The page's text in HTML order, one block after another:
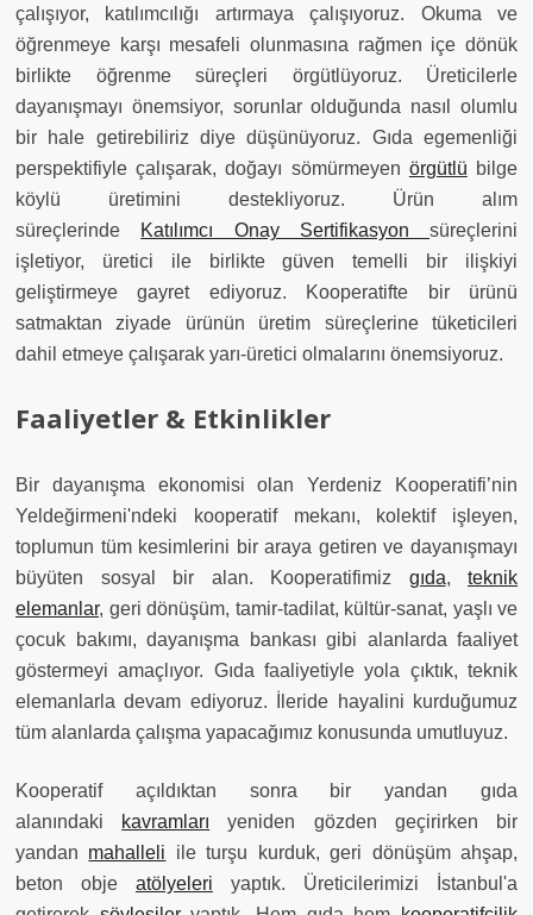
çalışıyor, katılımcılığı artırmaya çalışıyoruz. Okuma ve
öğrenmeye karşı mesafeli olunmasına rağmen içe dönük
birlikte öğrenme süreçleri örgütlüyoruz. Üreticilerle
dayanışmayı önemsiyor, sorunlar olduğunda nasıl olumlu
bir hale getirebiliriz diye düşünüyoruz. Gıda egemenliği
perspektifiyle çalışarak, doğayı sömürmeyen örgütlü bilge
köylü üretimini destekliyoruz. Ürün alım
süreçlerinde
Katılımcı Onay Sertifikasyon süreçlerini
işletiyor, üretici ile birlikte güven temelli bir ilişkiyi
geliştirmeye gayret ediyoruz. Kooperatifte bir ürünü
satmaktan ziyade ürünün üretim süreçlerine tüketicileri
dahil etmeye çalışarak yarı-üretici olmalarını önemsiyoruz.
Faaliyetler & Etkinlikler
Bir dayanışma ekonomisi olan Yerdeniz Kooperatifi’nin
Yeldeğirmeni'ndeki kooperatif mekanı, kolektif işleyen,
toplumun tüm kesimlerini bir araya getiren ve dayanışmayı
büyüten sosyal bir alan. Kooperatifimiz gıda, teknik
elemanlar, geri dönüşüm, tamir-tadilat, kültür-sanat, yaşlı ve
çocuk bakımı, dayanışma bankası gibi alanlarda faaliyet
göstermeyi amaçlıyor. Gıda faaliyetiyle yola çıktık, teknik
elemanlarla devam ediyoruz. İleride hayalini kurduğumuz
tüm alanlarda çalışma yapacağımız konusunda umutluyuz.
Kooperatif açıldıktan sonra bir yandan gıda
alanındaki
kavramları yeniden gözden geçirirken bir
yandan mahalleli ile turşu kurduk, geri dönüşüm ahşap,
beton obje atölyeleri yaptık. Üreticilerimizi İstanbul'a